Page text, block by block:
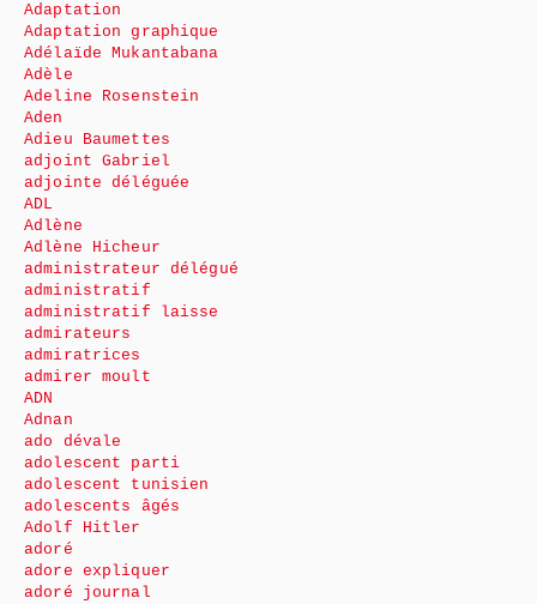
Adaptation
Adaptation graphique
Adélaïde Mukantabana
Adèle
Adeline Rosenstein
Aden
Adieu Baumettes
adjoint Gabriel
adjointe déléguée
ADL
Adlène
Adlène Hicheur
administrateur délégué
administratif
administratif laisse
admirateurs
admiratrices
admirer moult
ADN
Adnan
ado dévale
adolescent parti
adolescent tunisien
adolescents âgés
Adolf Hitler
adoré
adore expliquer
adoré journal